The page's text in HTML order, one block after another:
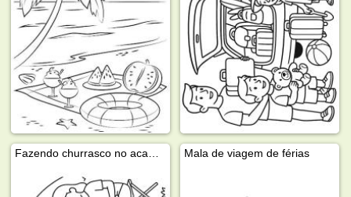
Mala de viagem de férias